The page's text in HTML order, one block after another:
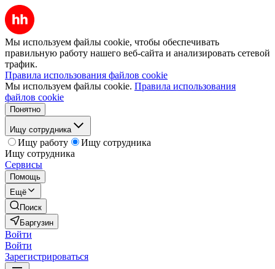
Мы используем файлы cookie, чтобы обеспечивать
правильную работу нашего веб-сайта и анализировать сетевой
трафик.
Правила использования файлов cookie
Мы используем файлы cookie. Правила использования
файлов cookie
Понятно
Ищу сотрудника
Ищу работу
Ищу сотрудника
Ищу сотрудника
Сервисы
Помощь
Ещё
Поиск
Баргузин
Войти
Войти
Зарегистрироваться